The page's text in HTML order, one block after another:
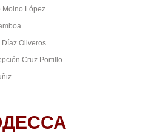
Moino López
Oliveros
Cruz Portillo